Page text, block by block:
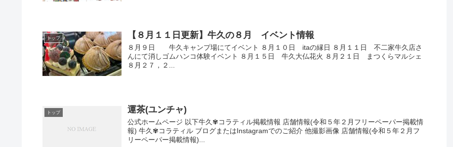
トップ 【８月１１日更新】牛久の８月 イベント情報
８月９日 牛久キャンプ場にてイベント ８月１０日 itaの縁日 ８月１１日 不二家牛久店さ
んにて消しゴムハンコ体験イベント ８月１５日 牛久大仏花火 ８月２１日 まつくらマルシェ
８月２７，２...
トップ 運茶(ユンチャ)
公式ホームページ 以下牛久✾コラティル掲載情報 店舗情報(令和５年２月フリーペーパー掲載情
報) 牛久✾コラティル ブログまたはInstagramでのご紹介 他撮影画像 店舗情報(令和５年２月フ
リーペーパー掲載情報)...